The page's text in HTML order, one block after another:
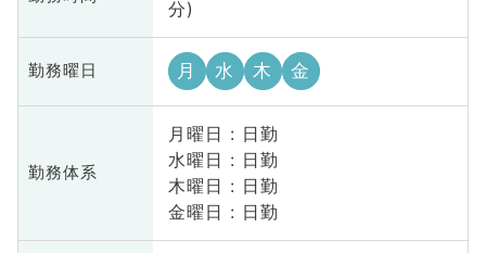
分)
勤務曜日 月 水 木 金
勤務体系
月曜日 : 日勤
水曜日 : 日勤
木曜日 : 日勤
金曜日 : 日勤